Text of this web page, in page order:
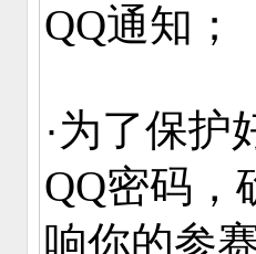
QQ通知；
·为了保护
QQ密码，
响你的参